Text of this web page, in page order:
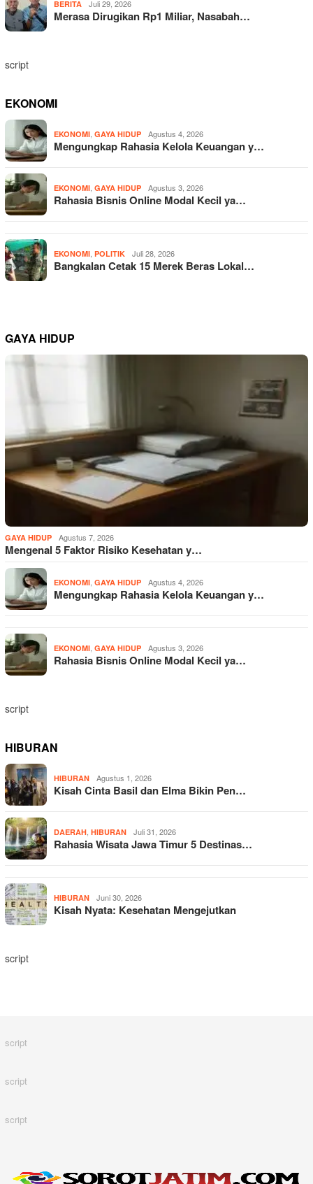
BERITA Juli 29, 2026
Merasa Dirugikan Rp1 Miliar, Nasabah…
script
EKONOMI
EKONOMI GAYA HIDUP Agustus 4, 2026
Mengungkap Rahasia Kelola Keuangan y…
EKONOMI GAYA HIDUP Agustus 3, 2026
Rahasia Bisnis Online Modal Kecil ya…
EKONOMI POLITIK Juli 28, 2026
Bangkalan Cetak 15 Merek Beras Lokal…
GAYA HIDUP
GAYA HIDUP Agustus 7, 2026
Mengenal 5 Faktor Risiko Kesehatan y…
EKONOMI GAYA HIDUP Agustus 4, 2026
Mengungkap Rahasia Kelola Keuangan y…
EKONOMI GAYA HIDUP Agustus 3, 2026
Rahasia Bisnis Online Modal Kecil ya…
script
HIBURAN
HIBURAN Agustus 1, 2026
Kisah Cinta Basil dan Elma Bikin Pen…
DAERAH HIBURAN Juli 31, 2026
Rahasia Wisata Jawa Timur 5 Destinas…
HIBURAN Juni 30, 2026
Kisah Nyata: Kesehatan Mengejutkan
script
script
script
script